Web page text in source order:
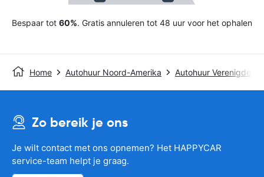
Bespaar tot 60%. Gratis annuleren tot 48 uur voor het ophalen
Home Autohuur Noord-Amerika Autohuur Verenigde
Zo bereik je ons
Je wilt contact met ons opnemen? Het HAPPYCAR
service-team helpt je graag.